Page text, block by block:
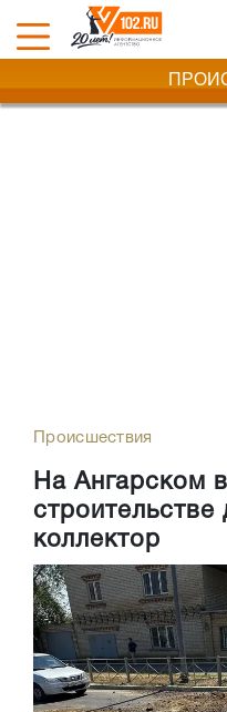
Происшествия
На Ангарском
коллектор